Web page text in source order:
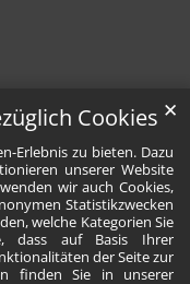
Cookies
Erlebnis zu bieten. Dazu
unserer Website
wir auch Cookies,
Statistikzwecken
welche Kategorien Sie
dass auf Basis Ihrer
der Seite zur
finden Sie in unserer
✕